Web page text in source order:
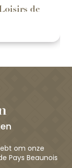
de
om onze
Pays Beaunois